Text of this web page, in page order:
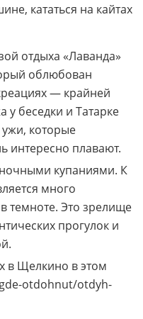
кататься на кайтах
отдыха «Лаванда»
облюбован
— крайней
у беседки и Татарке
которые
интересно плавают.
купаниями. К
много
темноте. Это зрелище
прогулок и
в Щелкино в этом
otdohnut/otdyh-